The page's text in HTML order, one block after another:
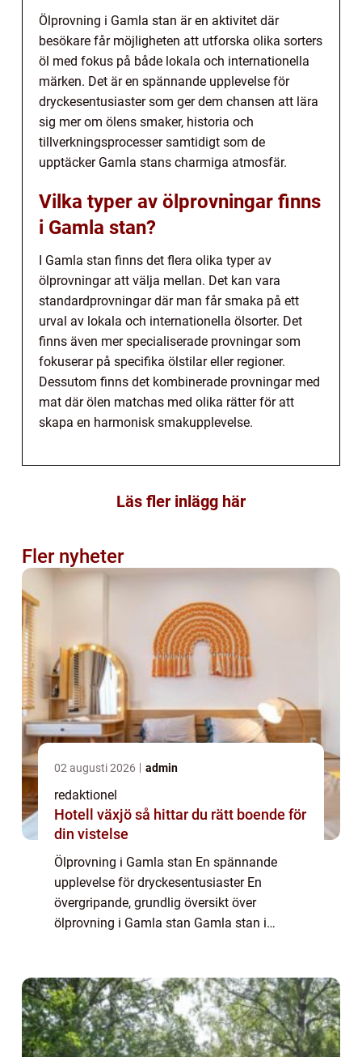
Ölprovning i Gamla stan är en aktivitet där
besökare får möjligheten att utforska olika sorters
öl med fokus på både lokala och internationella
märken. Det är en spännande upplevelse för
dryckesentusiaster som ger dem chansen att lära
sig mer om ölens smaker, historia och
tillverkningsprocesser samtidigt som de
upptäcker Gamla stans charmiga atmosfär.
Vilka typer av ölprovningar finns
i Gamla stan?
I Gamla stan finns det flera olika typer av
ölprovningar att välja mellan. Det kan vara
standardprovningar där man får smaka på ett
urval av lokala och internationella ölsorter. Det
finns även mer specialiserade provningar som
fokuserar på specifika ölstilar eller regioner.
Dessutom finns det kombinerade provningar med
mat där ölen matchas med olika rätter för att
skapa en harmonisk smakupplevelse.
Läs fler inlägg här
Fler nyheter
02 augusti 2026 admin
redaktionel
Hotell växjö så hittar du rätt boende för
din vistelse
Ölprovning i Gamla stan En spännande
upplevelse för dryckesentusiaster En
övergripande, grundlig översikt över
ölprovning i Gamla stan Gamla stan i
Men det är inte bara...